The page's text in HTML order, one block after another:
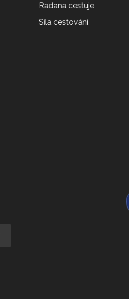
Radana cestuje
Síla cestování